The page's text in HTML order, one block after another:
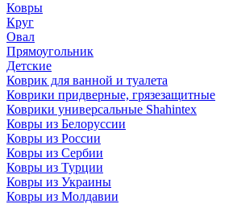
Ковры
Круг
Овал
Прямоугольник
Детские
Коврик для ванной и туалета
Коврики придверные, грязезащитные
Коврики универсальные Shahintex
Ковры из Белоруссии
Ковры из России
Ковры из Сербии
Ковры из Турции
Ковры из Украины
Ковры из Молдавии